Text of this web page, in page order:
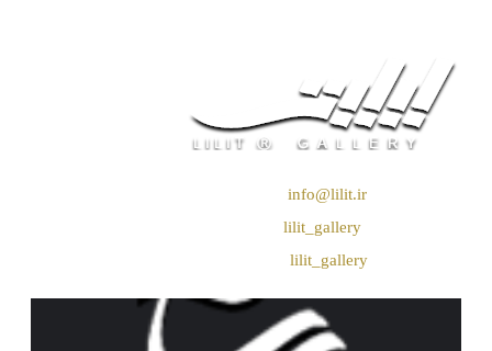
info@lilit.ir
lilit_gallery
lilit_gallery